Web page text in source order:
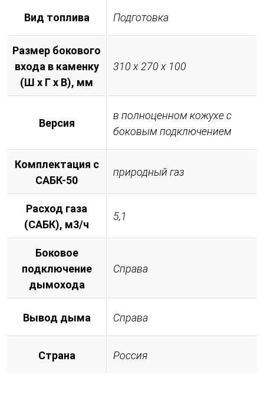
Вид топлива Подготовка
Размер бокового
входа в каменку
(Ш х Г х В), мм
310 х 270 х 100
Версия
в полноценном кожухе с
боковым подключением
Комплектация с
САБК-50
природный газ
Расход газа
(САБК), м3/ч
5,1
Боковое
подключение
дымохода
Справа
Вывод дыма Справа
Страна Россия